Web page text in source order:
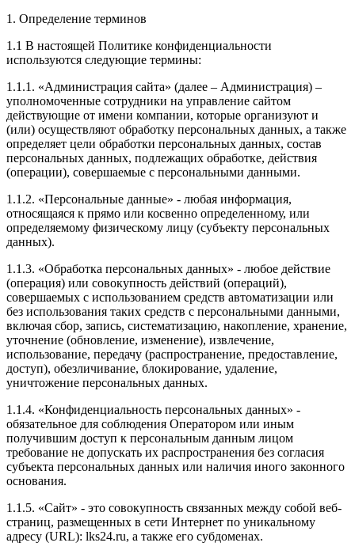
1. Определение терминов
1.1 В настоящей Политике конфиденциальности
используются следующие термины:
1.1.1. «Администрация сайта» (далее – Администрация) –
уполномоченные сотрудники на управление сайтом
действующие от имени компании, которые организуют и
(или) осуществляют обработку персональных данных, а также
определяет цели обработки персональных данных, состав
персональных данных, подлежащих обработке, действия
(операции), совершаемые с персональными данными.
1.1.2. «Персональные данные» - любая информация,
относящаяся к прямо или косвенно определенному, или
определяемому физическому лицу (субъекту персональных
данных).
1.1.3. «Обработка персональных данных» - любое действие
(операция) или совокупность действий (операций),
совершаемых с использованием средств автоматизации или
без использования таких средств с персональными данными,
включая сбор, запись, систематизацию, накопление, хранение,
уточнение (обновление, изменение), извлечение,
использование, передачу (распространение, предоставление,
доступ), обезличивание, блокирование, удаление,
уничтожение персональных данных.
1.1.4. «Конфиденциальность персональных данных» -
обязательное для соблюдения Оператором или иным
получившим доступ к персональным данным лицом
требование не допускать их распространения без согласия
субъекта персональных данных или наличия иного законного
основания.
1.1.5. «Сайт» - это совокупность связанных между собой веб-
страниц, размещенных в сети Интернет по уникальному
адресу (URL): lks24.ru, а также его субдоменах.